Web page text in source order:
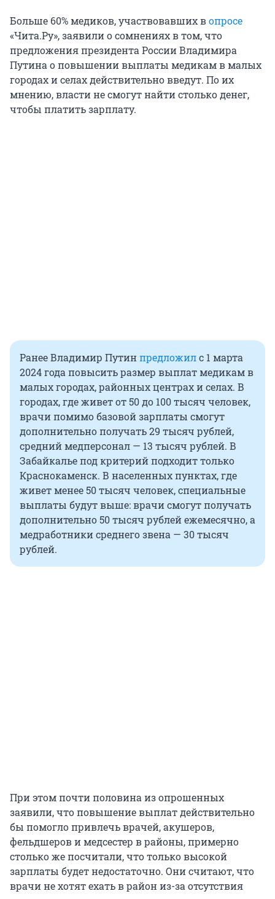
Больше 60% медиков, участвовавших вопросе
«Чита.Ру», заявили о сомнениях в том, что
предложения президента России Владимира
Путина о повышении выплаты медикам в малых
городах и селах действительно введут. По их
мнению, власти не смогут найти столько денег,
чтобы платить зарплату.
Ранее Владимир Путинпредложилс 1 марта
2024 года повысить размер выплат медикам в
малых городах, районных центрах и селах. В
городах, где живет от 50 до 100 тысяч человек,
врачи помимо базовой зарплаты смогут
дополнительно получать 29 тысяч рублей,
средний медперсонал — 13 тысяч рублей. В
Забайкалье под критерий подходит только
Краснокаменск. В населенных пунктах, где
живет менее 50 тысяч человек, специальные
выплаты будут выше: врачи смогут получать
дополнительно 50 тысяч рублей ежемесячно, а
медработники среднего звена — 30 тысяч
рублей.
При этом почти половина из опрошенных
заявили, что повышение выплат действительно
бы помогло привлечь врачей, акушеров,
фельдшеров и медсестер в районы, примерно
столько же посчитали, что только высокой
зарплаты будет недостаточно. Они считают, что
врачи не хотят ехать в район из-за отсутствия